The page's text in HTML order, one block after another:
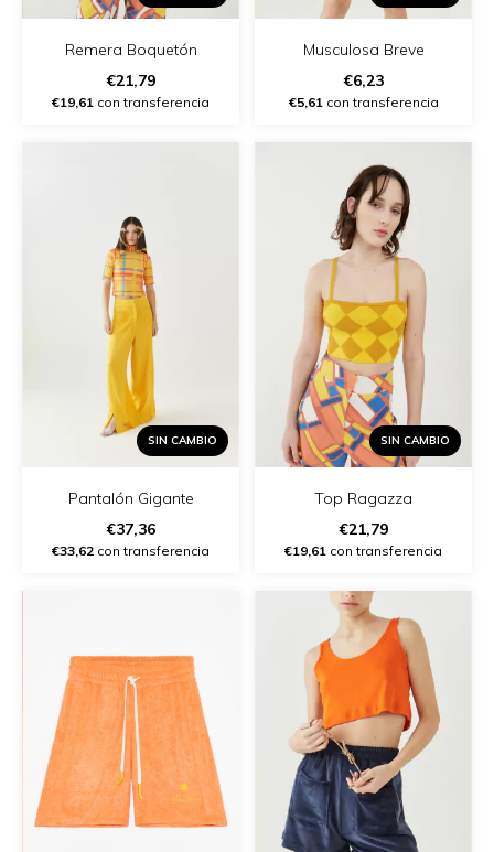
Remera Boquetón
€21,79
€19,61 con transferencia
Musculosa Breve
€6,23
€5,61 con transferencia
SIN CAMBIO
Pantalón Gigante
€37,36
€33,62 con transferencia
SIN CAMBIO
Top Ragazza
€21,79
€19,61 con transferencia